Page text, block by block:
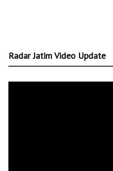
Radar Jatim Video Update